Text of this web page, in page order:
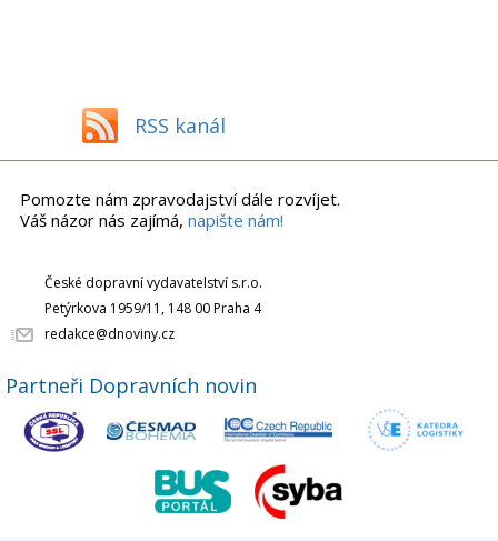
RSS kanál
Pomozte nám zpravodajství dále rozvíjet.
Váš názor nás zajímá, napište nám!
České dopravní vydavatelství s.r.o.
Petýrkova 1959/11, 148 00 Praha 4
redakce@dnoviny.cz
Partneři Dopravních novin